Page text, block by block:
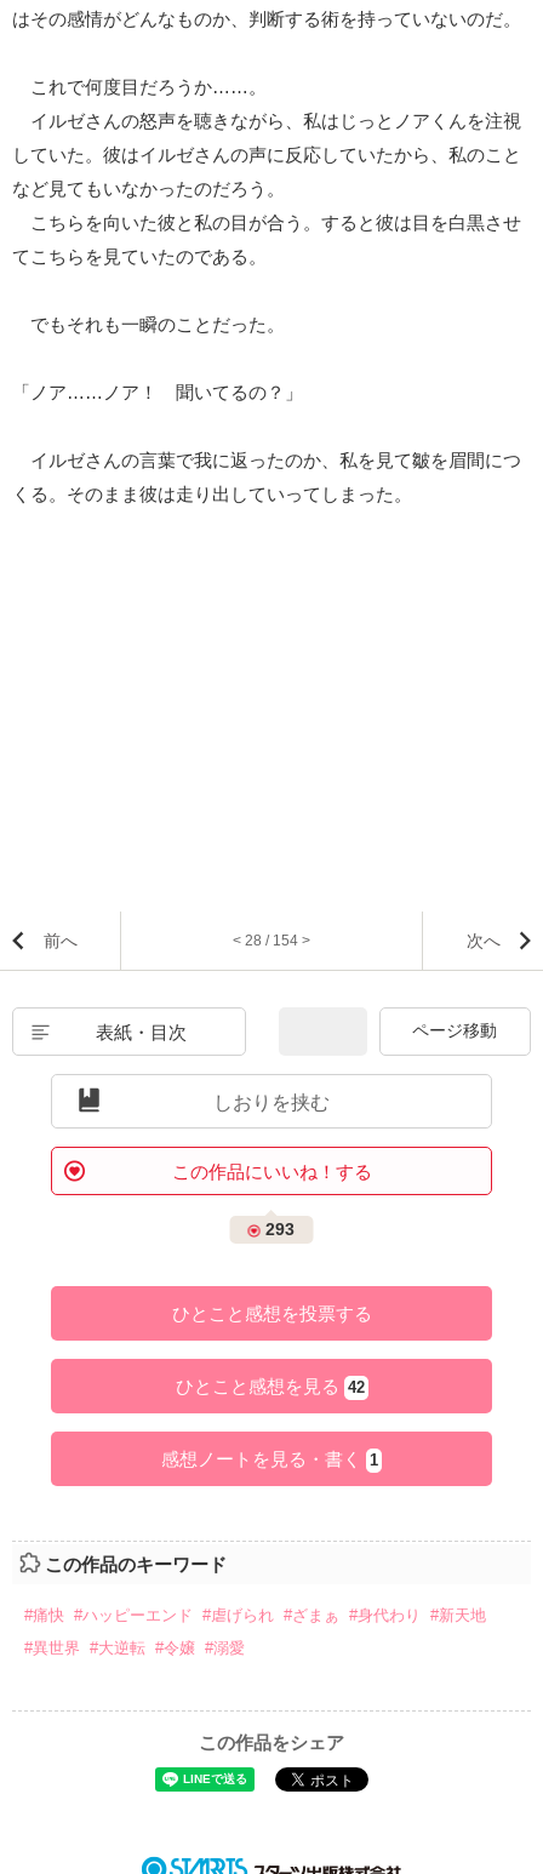
はその感情がどんなものか、判断する術を持っていないのだ。
これで何度目だろうか……。
イルゼさんの怒声を聴きながら、私はじっとノアくんを注視
していた。彼はイルゼさんの声に反応していたから、私のこと
など見てもいなかったのだろう。
こちらを向いた彼と私の目が合う。すると彼は目を白黒させ
てこちらを見ていたのである。
でもそれも一瞬のことだった。
「ノア……ノア！ 聞いてるの？」
イルゼさんの言葉で我に返ったのか、私を見て皺を眉間につ
くる。そのまま彼は走り出していってしまった。
前へ < 28 / 154 > 次へ
表紙・目次
しおりを挟む
この作品にいいね！する
293
ひとこと感想を投票する
ひとこと感想を見る 42
感想ノートを見る・書く 1
この作品のキーワード
#痛快 #ハッピーエンド #虐げられ #ざまぁ #身代わり
#新天地
#異世界 #大逆転 #令嬢 #溺愛
この作品をシェア